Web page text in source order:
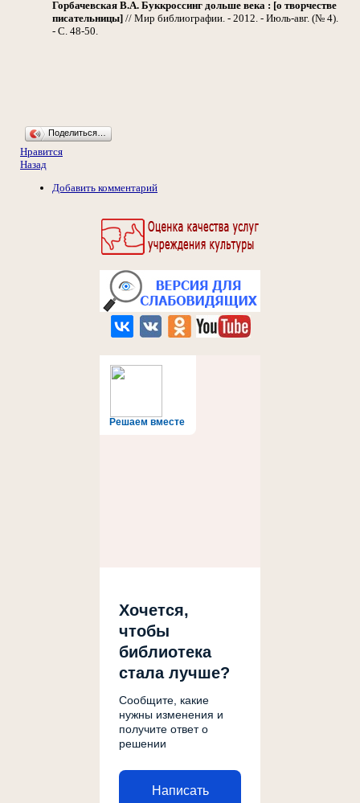
Решаем вместе
Хочется,
чтобы
библиотека
стала лучше?
Сообщите, какие
нужны изменения и
получите ответ о
решении
Написать
Горбачевская В.А. Буккроссинг дольше века : [о творчестве
писательницы] // Мир библиографии. - 2012. - Июль-авг. (№ 4).
- С. 48-50.
Поделиться…
Нравится
Назад
Добавить комментарий